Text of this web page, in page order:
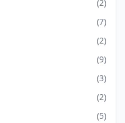
(2)
(7)
(2)
(9)
(3)
(2)
(5)